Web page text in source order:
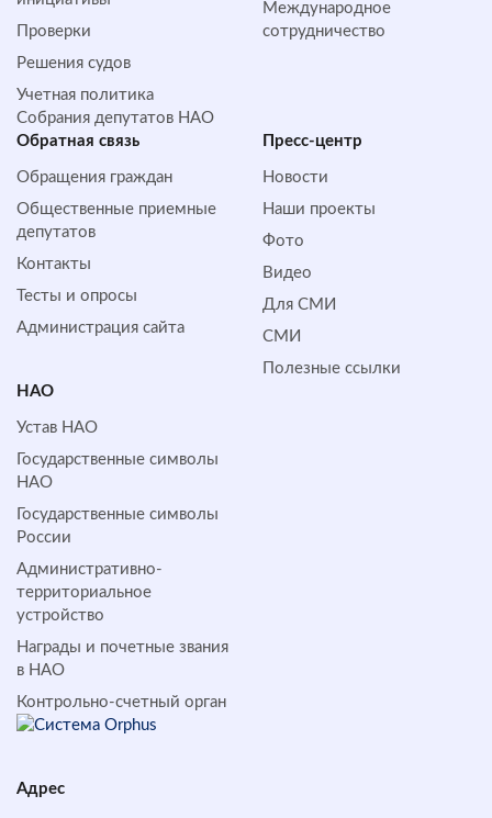
Проверки
Решения судов
Учетная политика
Собрания депутатов НАО
Международное
сотрудничество
Обратная cвязь
Обращения граждан
Общественные приемные
депутатов
Контакты
Тесты и опросы
Администрация сайта
Пресс-центр
Новости
Наши проекты
Фото
Видео
Для СМИ
СМИ
Полезные ссылки
НАО
Устав НАО
Государственные символы
НАО
Государственные символы
России
Административно-
территориальное
устройство
Награды и почетные звания
в НАО
Контрольно-счетный орган
Адрес